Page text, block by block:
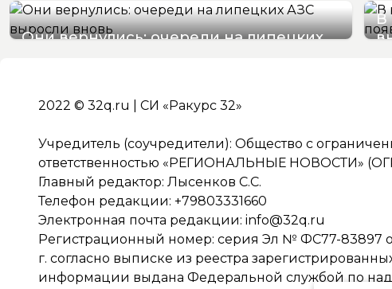
Они вернулись: очереди на липецких
В
2022 © 32q.ru | СИ «Ракурс 32»
Учредитель (соучредители): Общество с
ответственностью «РЕГИОНАЛЬНЫЕ НОВОСТИ»
Главный редактор: Лысенков С.С.
Телефон редакции: +79803331660
Электронная почта редакции: info@32q.ru
Регистрационный номер: серия Эл № ФС77-83897
г. согласно выписке из реестра
информации выдана Федеральной службой по